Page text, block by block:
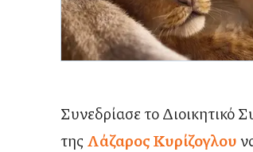
Συνεδρίασε το Διοικητικό
της Λάζαρος Κυρίζογλου